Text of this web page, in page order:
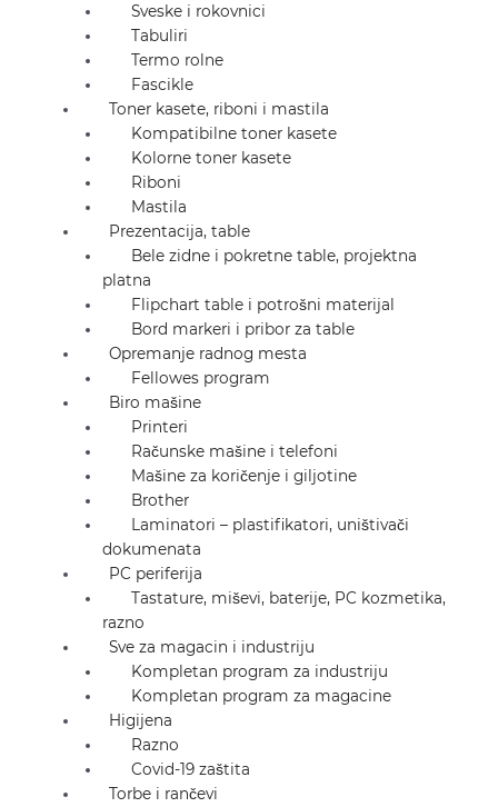
Sveske i rokovnici
Tabuliri
Termo rolne
Fascikle
Toner kasete, riboni i mastila
Kompatibilne toner kasete
Kolorne toner kasete
Riboni
Mastila
Prezentacija, table
Bele zidne i pokretne table, projektna
platna
Flipchart table i potrošni materijal
Bord markeri i pribor za table
Opremanje radnog mesta
Fellowes program
Biro mašine
Printeri
Računske mašine i telefoni
Mašine za koričenje i giljotine
Brother
Laminatori – plastifikatori, uništivači
dokumenata
PC periferija
Tastature, miševi, baterije, PC kozmetika,
razno
Sve za magacin i industriju
Kompletan program za industriju
Kompletan program za magacine
Higijena
Razno
Covid-19 zaštita
Torbe i rančevi